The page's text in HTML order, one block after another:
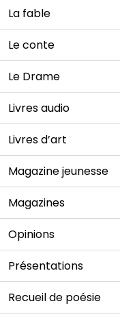
La ​fable
Le conte
Le Drame
Livres audio
Livres d’art
Magazine jeunesse
Magazines
Opinions
Présentations
Recueil de poésie